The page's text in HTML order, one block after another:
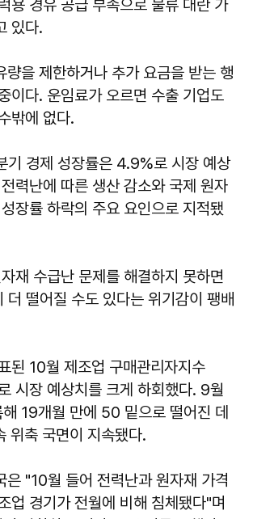
용 경유 공급 부족으로 물류 대란 가
있다.
량을 제한하거나 추가 요금을 받는 행
이다. 운임료가 오르면 수출 기업도
밖에 없다.
기 경제 성장률은 4.9%로 시장 예상
력난에 따른 생산 감소와 국제 원자
장률 하락의 주요 요인으로 지적됐
재 수급난 문제를 해결하지 못하면
더 떨어질 수도 있다는 위기감이 팽배
된 10월 제조업 구매관리자지수
시장 예상치를 크게 하회했다. 9월
19개월 만에 50 밑으로 떨어진 데
위축 국면이 지속됐다.
은 "10월 들어 전력난과 원자재 가격
업 경기가 전월에 비해 침체됐다"며